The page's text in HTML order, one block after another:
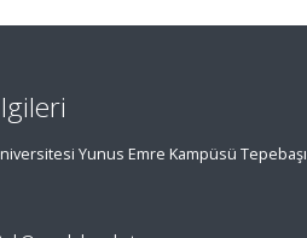
Yunus Emre Kampüsü Tepebaşı